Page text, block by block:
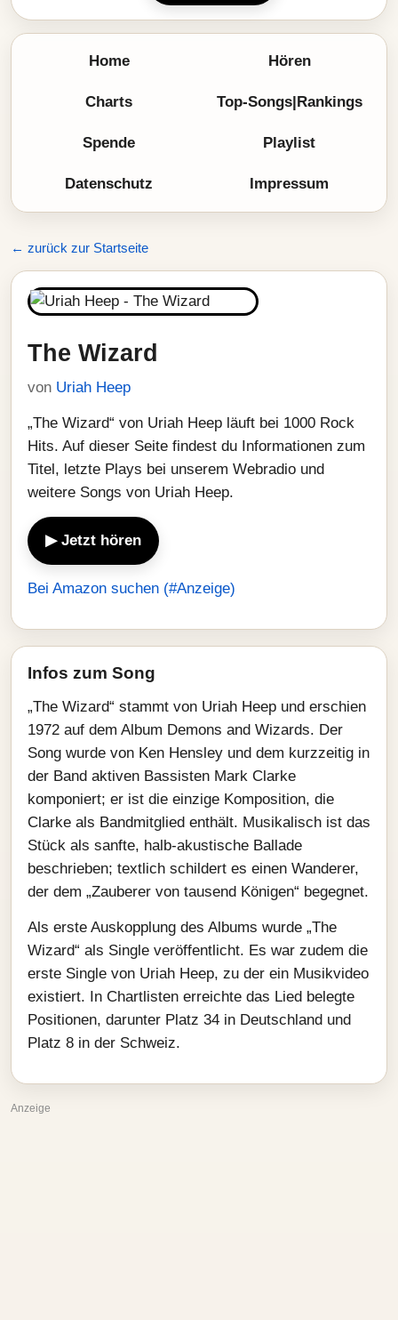
Home Hören
Charts Top-Songs|Rankings
Spende Playlist
Datenschutz Impressum
← zurück zur Startseite
The Wizard
von Uriah Heep
„The Wizard“ von Uriah Heep läuft bei 1000 Rock
Hits. Auf dieser Seite findest du Informationen zum
Titel, letzte Plays bei unserem Webradio und
weitere Songs von Uriah Heep.
▶ Jetzt hören
Bei Amazon suchen (#Anzeige)
Infos zum Song
„The Wizard“ stammt von Uriah Heep und erschien
1972 auf dem Album Demons and Wizards. Der
Song wurde von Ken Hensley und dem kurzzeitig in
der Band aktiven Bassisten Mark Clarke
komponiert; er ist die einzige Komposition, die
Clarke als Bandmitglied enthält. Musikalisch ist das
Stück als sanfte, halb-akustische Ballade
beschrieben; textlich schildert es einen Wanderer,
der dem „Zauberer von tausend Königen“ begegnet.
Als erste Auskopplung des Albums wurde „The
Wizard“ als Single veröffentlicht. Es war zudem die
erste Single von Uriah Heep, zu der ein Musikvideo
existiert. In Chartlisten erreichte das Lied belegte
Positionen, darunter Platz 34 in Deutschland und
Platz 8 in der Schweiz.
Anzeige